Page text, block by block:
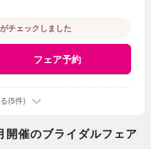
チェックしました
フェア予約
(5件)
催のブライダルフェア